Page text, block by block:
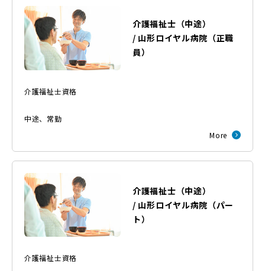
介護福祉士（中途）
/ 山形ロイヤル病院 （正職
員）
介護福祉士資格
中途、 常勤
More
介護福祉士（中途）
/ 山形ロイヤル病院 （パー
ト）
介護福祉士資格